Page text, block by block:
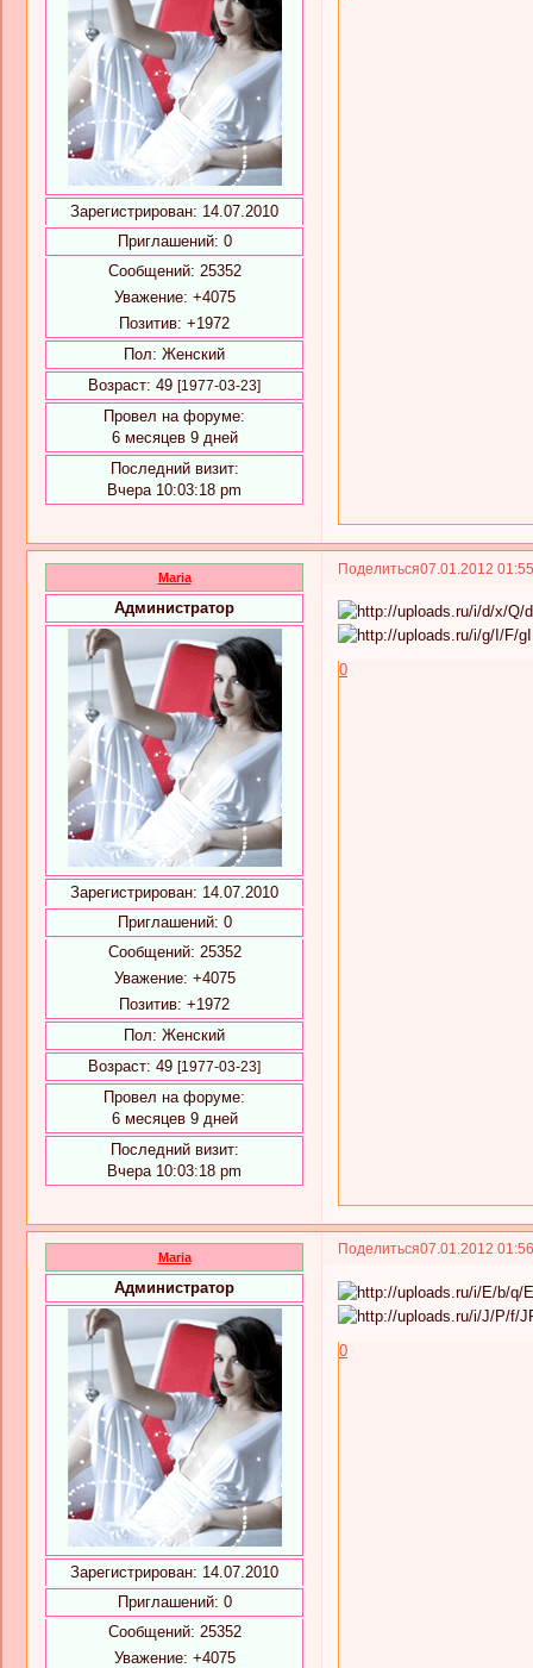
Зарегистрирован: 14.07.2010
Приглашений: 0
Сообщений: 25352
Уважение: +4075
Позитив: +1972
Пол: Женский
Возраст: 49 [1977-03-23]
Провел на форуме:
6 месяцев 9 дней
Последний визит:
Вчера 10:03:18 pm
Поделиться07.01.2012
Maria
Администратор
Зарегистрирован: 14.07.2010
Приглашений: 0
Сообщений: 25352
Уважение: +4075
Позитив: +1972
Пол: Женский
Возраст: 49 [1977-03-23]
Провел на форуме:
6 месяцев 9 дней
Последний визит:
Вчера 10:03:18 pm
0
Поделиться07.01.2012
Maria
Администратор
Зарегистрирован: 14.07.2010
Приглашений: 0
Сообщений: 25352
Уважение: +4075
0